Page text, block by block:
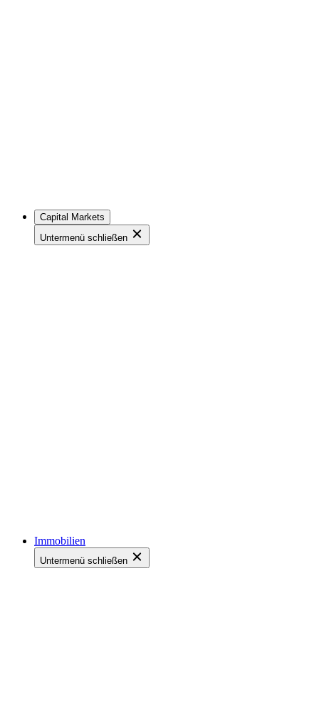
Capital Markets
Untermenü schließen
Immobilien
Untermenü schließen